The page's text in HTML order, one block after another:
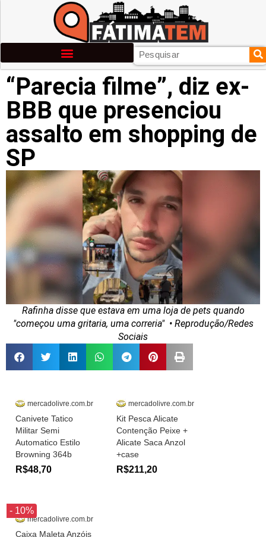
“Parecia filme”, diz ex-
BBB que presenciou
assalto em shopping de
SP
Rafinha disse que estava em uma loja de pets quando
"começou uma gritaria, uma correria"• Reprodução/Redes
Sociais
mercadolivre.com.br
Canivete Tatico
Militar Semi
Automatico Estilo
Browning 364b
R$48,70
mercadolivre.com.br
Kit Pesca Alicate
Contenção Peixe +
Alicate Saca Anzol
+case
R$211,20
- 10%
mercadolivre.com.br
Caixa Maleta Anzóis